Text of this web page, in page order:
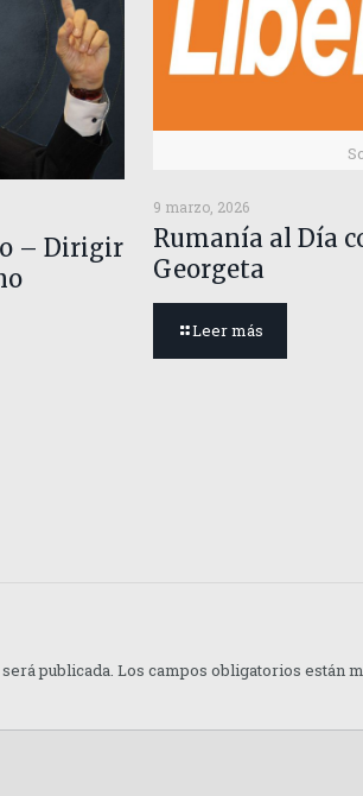
– Dirigir
Sc
9 marzo, 2026
Rumanía al Día
Georgeta
Leer más
publicada. Los campos obligatorios están